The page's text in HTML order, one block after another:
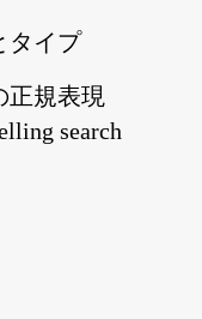
タイプ
正規表現
search